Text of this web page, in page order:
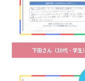
下田さん（20代・学生）